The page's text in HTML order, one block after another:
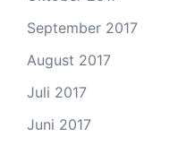
September 2017
August 2017
Juli 2017
Juni 2017